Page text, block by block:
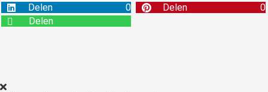
Delen
0 Delen
0
Delen